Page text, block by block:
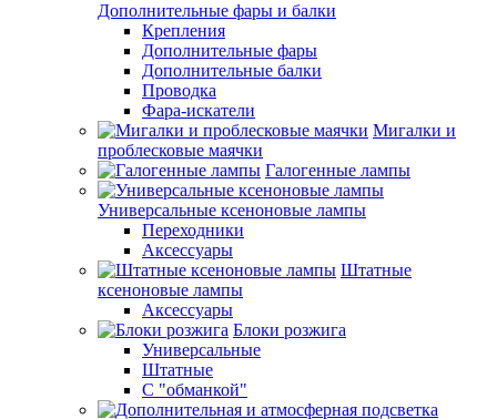
Дополнительные фары и балки
Крепления
Дополнительные фары
Дополнительные балки
Проводка
Фара-искатели
Мигалки и
проблесковые маячки
Галогенные лампы
Универсальные ксеноновые лампы
Переходники
Аксессуары
Штатные
ксеноновые лампы
Аксессуары
Блоки розжига
Универсальные
Штатные
С "обманкой"